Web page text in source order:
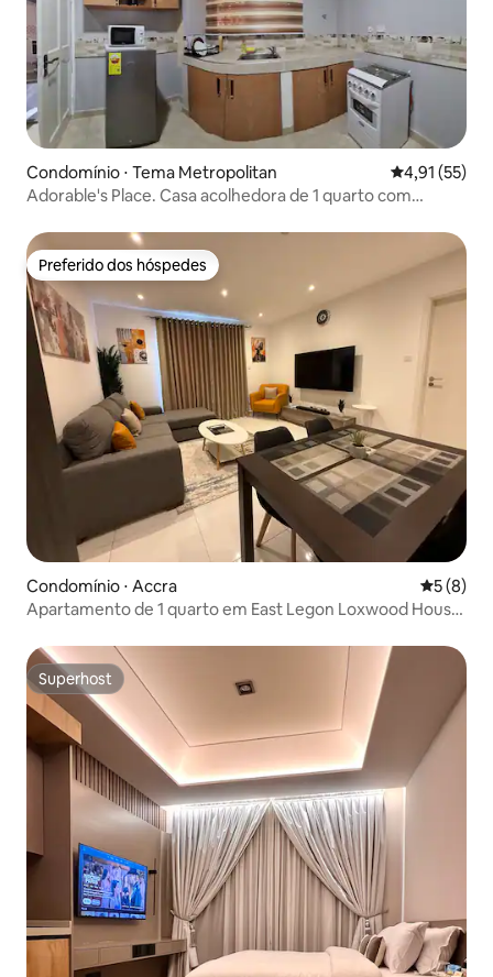
Condomínio ⋅ Tema Metropolitan 4,91 de uma
4,91 (55)
Adorable's Place. Casa acolhedora de 1 quarto com
Preferido dos hóspedes
Preferido dos hóspedes
Condomínio ⋅ Accra 5 de
5 (8)
Apartamento de 1 quarto em East Legon Loxwood House
Superhost
Superhost